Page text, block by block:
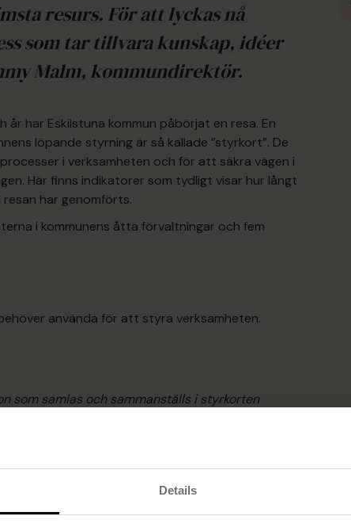
Details
resurs. För att lyckas nå
som tar tillvara kunskap, idéer
Malm, kommundirektör.
har Eskilstuna kommun påbörjat en resa. En
löpande styrning är så kallade ”styrkort”. De
i verksamheten och för att säkra vägen i
Här finns indikatorer som tydligt visar hur långt
resan har genomförts.
i kommunens åtta förvaltningar och fem
använda för att styra verksamheten.
som samlas och sammanställs i styrkorten
första linjens chefer. Ett viktigt steg i att
ett systemstöd som stödjer vår
Eskilstuna kommun Hypergene beslutsstöd
ett förbättrat stöd för personal, ekonomi,
verksamheterna som också har många chefer